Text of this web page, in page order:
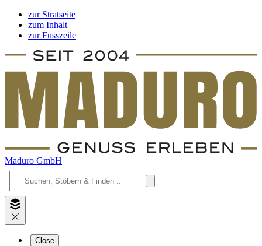
zur Stratseite
zum Inhalt
zur Fusszeile
Maduro GmbH
Close